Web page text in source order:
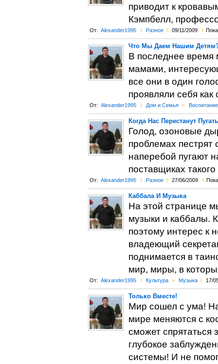
приводит к
Кэмпбелл,
От: Alexander1995 l Разное l 09/11/2009 l
Что Мы Даем Нашим
В последнее время
мамами,
все они в один
проявляли себя
От: Alexander1995 l Дом и Семья >
Когда Нас Перестанут
Голод, озоновые
проблемах
наперебой пугают
поставщиках
От: Alexander1995 l Разное l 27/06/2009 l
Каббала И Музыка
На этой странице
музыки и каббалы.
поэтому интерес к
владеющий
поднимается в
мир, миры, в
От: Alexander1995 l Культура > Музыка l 17/
Только Вместе!
Мир сошел с ума!
мире меняются с
сможет спрятаться
глубокое
системы! И не